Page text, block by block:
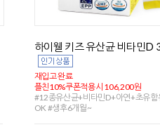
하이웰 키즈 유산균 비타민D
재입고 완료
플친10%쿠폰적용시 106,200원
#12종유산균+비타민D+아연+초유함
OK #생후6개월~